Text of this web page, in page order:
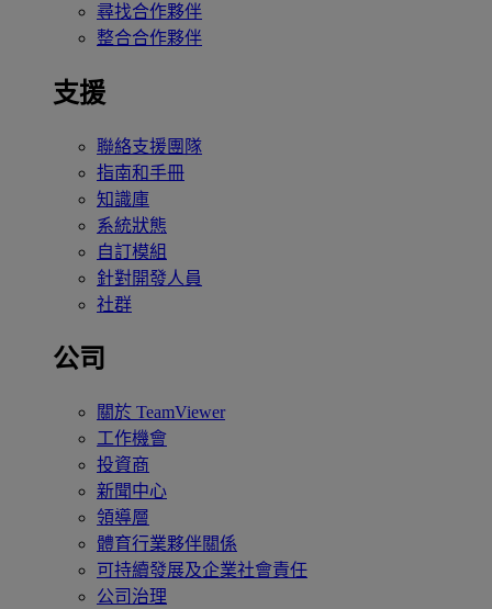
尋找合作夥伴
整合合作夥伴
支援
聯絡支援團隊
指南和手冊
知識庫
系統狀態
自訂模組
針對開發人員
社群
公司
關於 TeamViewer
工作機會
投資商
新聞中心
領導層
體育行業夥伴關係
可持續發展及企業社會責任
公司治理